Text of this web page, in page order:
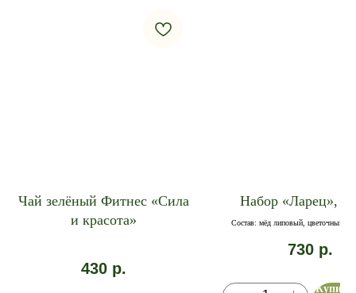
Чай зелёный Фитнес «Сила
и красота»
430 р.
Набор «Ларец»,
Состав: мёд липовый, цветочный,
730 р.
Купить